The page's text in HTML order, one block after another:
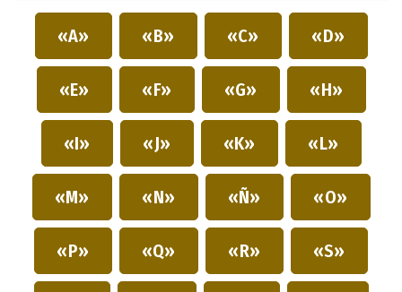
«A» «B» «C» «D»
«E» «F» «G» «H»
«I» «J» «K» «L»
«M» «N» «Ñ» «O»
«P» «Q» «R» «S»